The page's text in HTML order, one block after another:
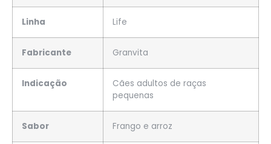
Linha Life
Fabricante Granvita
Indicação
Cães adultos de raças
pequenas
Sabor Frango e arroz